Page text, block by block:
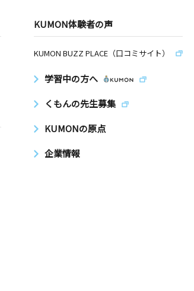
KUMON体験者の声
KUMON BUZZ PLACE（口コミサイト）
学習中の方へ
くもんの先生募集
KUMONの原点
企業情報